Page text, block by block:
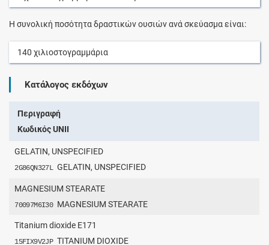
Η συνολική ποσότητα δραστικών ουσιών ανά σκεύασμα είναι:
140 χιλιοστογραμμάρια
Κατάλογος εκδόχων
Περιγραφή
Κωδικός UNII
GELATIN, UNSPECIFIED
2G86QN327L GELATIN, UNSPECIFIED
MAGNESIUM STEARATE
70097M6I30 MAGNESIUM STEARATE
Titanium dioxide E171
15FIX9V2JP TITANIUM DIOXIDE